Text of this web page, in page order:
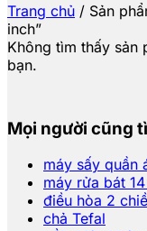
Trang chủ / Sản
inch”
Không tìm thấy sản
bạn.
Mọi người cũng
máy sấy quần
máy rửa bát
điều hòa 2
chả Tefal